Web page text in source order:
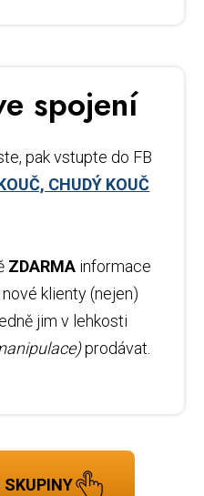
spojení
pak vstupte do FB
CHUDÝ KOUČ
ZDARMA informace
klienty (nejen)
jim v lehkosti
prodávat.